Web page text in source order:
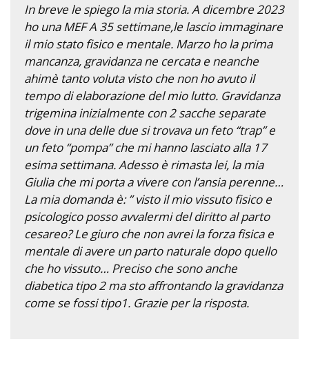
In breve le spiego la mia storia. A dicembre 2023
ho una MEF A 35 settimane,le lascio immaginare
il mio stato fisico e mentale. Marzo ho la prima
mancanza, gravidanza ne cercata e neanche
ahimè tanto voluta visto che non ho avuto il
tempo di elaborazione del mio lutto. Gravidanza
trigemina inizialmente con 2 sacche separate
dove in una delle due si trovava un feto “trap” e
un feto “pompa” che mi hanno lasciato alla 17
esima settimana. Adesso è rimasta lei, la mia
Giulia che mi porta a vivere con l’ansia perenne…
La mia domanda è: ” visto il mio vissuto fisico e
psicologico posso avvalermi del diritto al parto
cesareo? Le giuro che non avrei la forza fisica e
mentale di avere un parto naturale dopo quello
che ho vissuto… Preciso che sono anche
diabetica tipo 2 ma sto affrontando la gravidanza
come se fossi tipo1. Grazie per la risposta.